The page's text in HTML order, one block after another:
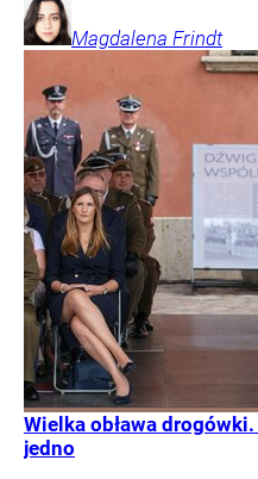
Magdalena Frindt
Wielka obława
jedno